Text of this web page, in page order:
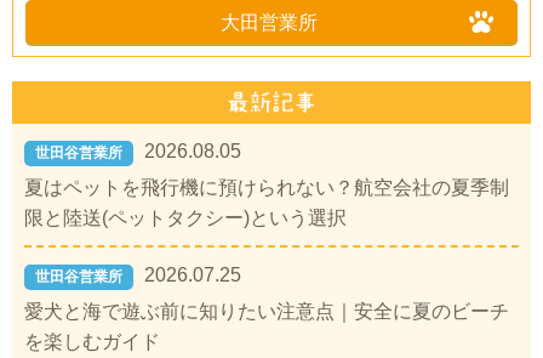
大田営業所
世田谷営業所
2026.08.05
夏はペットを飛行機に預けられない？航空会社の夏季制
限と陸送(ペットタクシー)という選択
世田谷営業所
2026.07.25
愛犬と海で遊ぶ前に知りたい注意点｜安全に夏のビーチ
を楽しむガイド